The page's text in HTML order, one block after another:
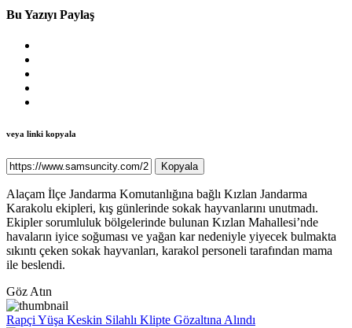
Bu Yazıyı Paylaş
veya linki kopyala
Kopyala
Alaçam İlçe Jandarma Komutanlığına bağlı Kızlan Jandarma
Karakolu ekipleri, kış günlerinde sokak hayvanlarını unutmadı.
Ekipler sorumluluk bölgelerinde bulunan Kızlan Mahallesi’nde
havaların iyice soğuması ve yağan kar nedeniyle yiyecek bulmakta
sıkıntı çeken sokak hayvanları, karakol personeli tarafından mama
ile beslendi.
Göz Atın
Rapçi Yüşa Keskin Silahlı Klipte Gözaltına Alındı